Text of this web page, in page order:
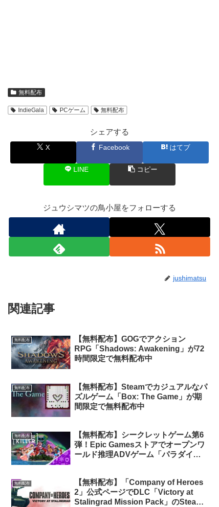
無料配布
IndieGala PCゲーム 無料配布
シェアする
X Facebook はてブ
LINE コピー
ジュウシマツの鳥小屋をフォローする
jushimatsu
関連記事
無料配布
【無料配布】GOGでアクション
RPG「Shadows: Awakening」が72
時間限定で無料配布中
無料配布
【無料配布】Steamでカジュアルなパ
ズルゲーム「Box: The Game」が期
間限定で無料配布中
無料配布
【無料配布】シークレットゲーム第6
弾！Epic Gamesストアでオープンワ
ールド推理ADVゲーム「パラダイス
無料配布
【無料配布】「Company of Heroes
2」公式ページでDLC「Victory at
Stalingrad Mission Pack」のSteam